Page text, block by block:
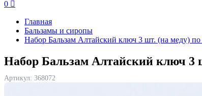
0
Главная
Бальзамы и сиропы
Набор Бальзам Алтайский ключ 3 шт. (на меду)
Набор Бальзам Алтайский ключ 3
Артикул: 368072